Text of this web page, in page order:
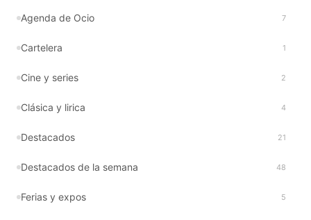
Agenda de Ocio 7
Cartelera 1
Cine y series 2
Clásica y lirica 4
Destacados 21
Destacados de la semana 48
Ferias y expos 5